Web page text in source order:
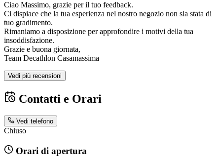
Ciao Massimo, grazie per il tuo feedback.
Ci dispiace che la tua esperienza nel nostro negozio non sia stata di
tuo gradimento.
Rimaniamo a disposizione per approfondire i motivi della tua
insoddisfazione.
Grazie e buona giornata,
Team Decathlon Casamassima
Vedi più recensioni
Contatti e Orari
Vedi telefono
Chiuso
Orari di apertura